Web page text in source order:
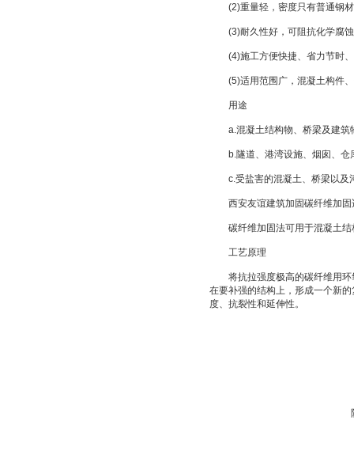
(2)重量轻，密度只有普通钢材
(3)耐久性好，可阻抗化学腐蚀
(4)施工方便快捷、省力节时、
(5)适用范围广，混凝土构件、
用途
a.混凝土结构物、桥梁及建筑
b.隧道、港湾设施、烟囱、仓
c.受盐害的混凝土、桥梁以及
西安友谊建筑加固碳纤维加固
碳纤维加固法可用于混凝土结
工艺原理
将抗拉强度极高的碳纤维用环
在要补强的结构上，形成一个新
度、抗裂性和延伸性。